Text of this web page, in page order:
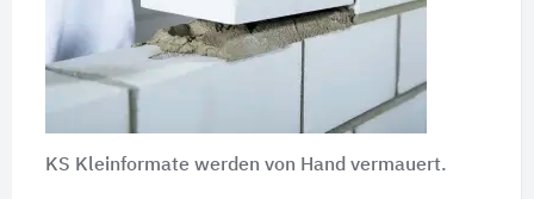
KS Kleinformate werden von Hand vermauert.